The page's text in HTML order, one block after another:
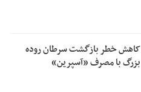
کاهش خطر بازگشت سرطان روده
بزرگ با مصرف «آسپرین»